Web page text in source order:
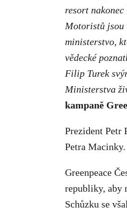
resort
Motoristů jsou
ministerstvo,
vědecké
Filip Turek
Ministerstva
kampaně
Prezident Petr
Petra Macinky.
Greenpeace
republiky, aby
Schůzku se